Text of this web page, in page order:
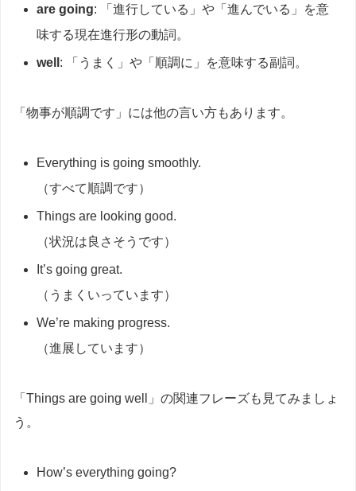
are going: 「進行している」や「進んでいる」を意
味する現在進行形の動詞。
well : 「うまく」や「順調に」を意味する副詞。
「物事が順調です」には他の言い方もあります。
Everything is going smoothly.
（すべて順調です）
Things are looking good.
（状況は良さそうです）
It’s going great.
（うまくいっています）
We’re making progress.
（進展しています）
「Things are going well」の関連フレーズも見てみましょ
う。
How’s everything going?